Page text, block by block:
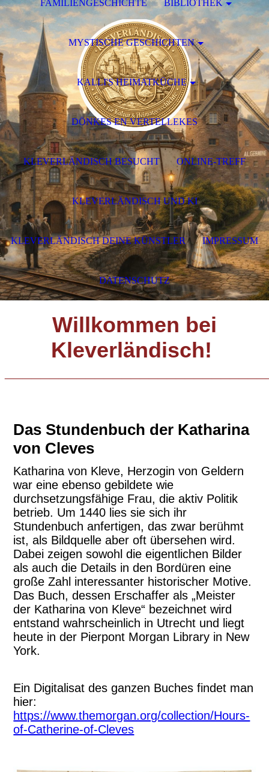
Willkommen bei
Kleverländisch!
Das Stundenbuch der Katharina
von Cleves
Katharina von Kleve, Herzogin von Geldern
war eine ebenso gebildete wie
durchsetzungsfähige Frau, die aktiv Politik
betrieb. Um 1440 lies sie sich ihr
Stundenbuch anfertigen, das zwar berühmt
ist, als Bildquelle aber oft übersehen wird.
Dabei zeigen sowohl die eigentlichen Bilder
als auch die Details in den Bordüren eine
große Zahl interessanter historischer Motive.
Das Buch, dessen Erschaffer als „Meister
der Katharina von Kleve“ bezeichnet wird
entstand wahrscheinlich in Utrecht und liegt
heute in der Pierpont Morgan Library in New
York.
Ein Digitalisat des ganzen Buches findet man
hier:
https://www.themorgan.org/collection/Hours-
of-Catherine-of-Cleves
FAMILIENGESCHICHTE BIBLIOTHEK
MYSTISCHE GESCHICHTEN
KALLI'S HEIMATKÜCHE
DÖNKES EN VERTELLEKES
KLEVERLÄNDISCH BESUCHT ONLINE-TREFF
KLEVERLÄNDISCH UND KI
KLEVERLÄNDISCH DEINE KÜNSTLER IMPRESSUM
DATENSCHUTZ